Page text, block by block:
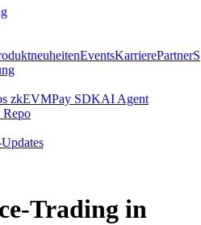
EventsKarrierePartnerS
zkEVMPay SDKAI Agent
Trading in